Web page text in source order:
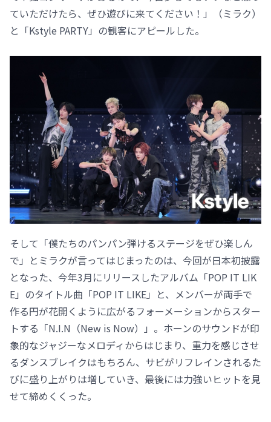
ていただけたら、ぜひ遊びに来てください！」（ミラク）
と「Kstyle PARTY」の観客にアピールした。
そして「僕たちのパンパン弾けるステージをぜひ楽しん
で」とミラクが言ってはじまったのは、今回が日本初披露
となった、今年3月にリリースしたアルバム「POP IT LIK
E」のタイトル曲「POP IT LIKE」と、メンバーが両手で
作る円が花開くように広がるフォーメーションからスター
トする「N.I.N（New is Now）」。ホーンのサウンドが印
象的なジャジーなメロディからはじまり、重力を感じさせ
るダンスブレイクはもちろん、サビがリフレインされるた
びに盛り上がりは増していき、最後には力強いヒットを見
せて締めくくった。